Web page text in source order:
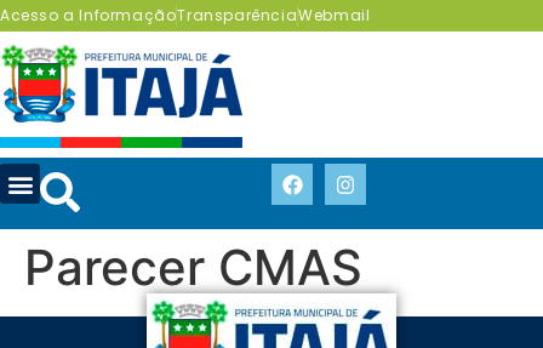
Acesso a InformaçãoTransparênciaWebmail
Parecer CMAS